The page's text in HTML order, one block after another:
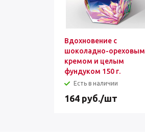
Вдохновение с
шоколадно-ореховым
кремом и целым
фундуком 150 г.
Есть в наличии
164 руб./шт